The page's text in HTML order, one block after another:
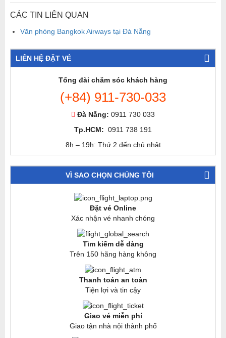
CÁC TIN LIÊN QUAN
Văn phòng Bangkok Airways tại Đà Nẵng
LIÊN HỆ ĐẶT VÉ
Tổng đài chăm sóc khách hàng
(+84) 911-730-033
Đà Nẵng: 0911 730 033
Tp.HCM: 0911 738 191
8h – 19h: Thứ 2 đến chủ nhật
VÌ SAO CHỌN CHÚNG TÔI
Đặt vé Online
Xác nhận vé nhanh chóng
Tìm kiếm dễ dàng
Trên 150 hãng hàng không
Thanh toán an toàn
Tiện lợi và tin cậy
Giao vé miễn phí
Giao tận nhà nội thành phố